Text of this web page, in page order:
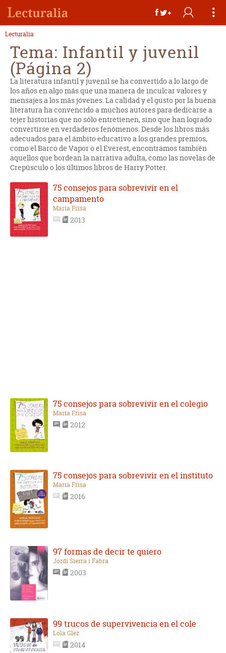
Lecturalia
Tema: Infantil y juvenil
(Página 2)
La literatura infantil y juvenil se ha convertido a lo largo de
los años en algo más que una manera de inculcar valores y
mensajes a los más jóvenes. La calidad y el gusto por la buena
literatura ha convencido a muchos autores para dedicarse a
tejer historias que no sólo entretienen, sino que han logrado
convertirse en verdaderos fenómenos. Desde los libros más
adecuados para el ámbito educativo a los grandes premios,
como el Barco de Vapor o el Everest, encontramos también
aquellos que bordean la narrativa adulta, como las novelas de
Crepúsculo o los últimos libros de Harry Potter.
75 consejos para sobrevivir en el
campamento
María Frisa
2013
75 consejos para sobrevivir en el colegio
María Frisa
2012
75 consejos para sobrevivir en el instituto
María Frisa
2016
97 formas de decir te quiero
Jordi Sierra i Fabra
2003
99 trucos de supervivencia en el cole
Lola Glez
2014